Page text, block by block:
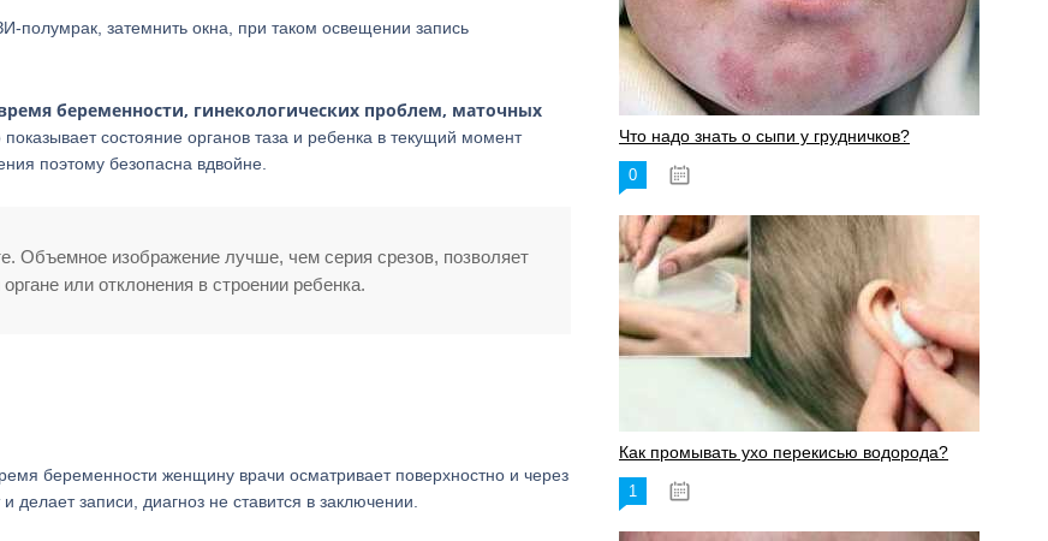
полумрак, затемнить окна, при таком освещении запись
беременности, гинекологических проблем, маточных
состояние органов таза и ребенка в текущий момент
поэтому безопасна вдвойне.
Объемное изображение лучше, чем серия срезов, позволяет
или отклонения в строении ребенка.
беременности женщину врачи осматривает поверхностно и через
делает записи, диагноз не ставится в заключении.
Что надо знать о сыпи у грудничков?
0
Как промывать ухо перекисью водорода?
1